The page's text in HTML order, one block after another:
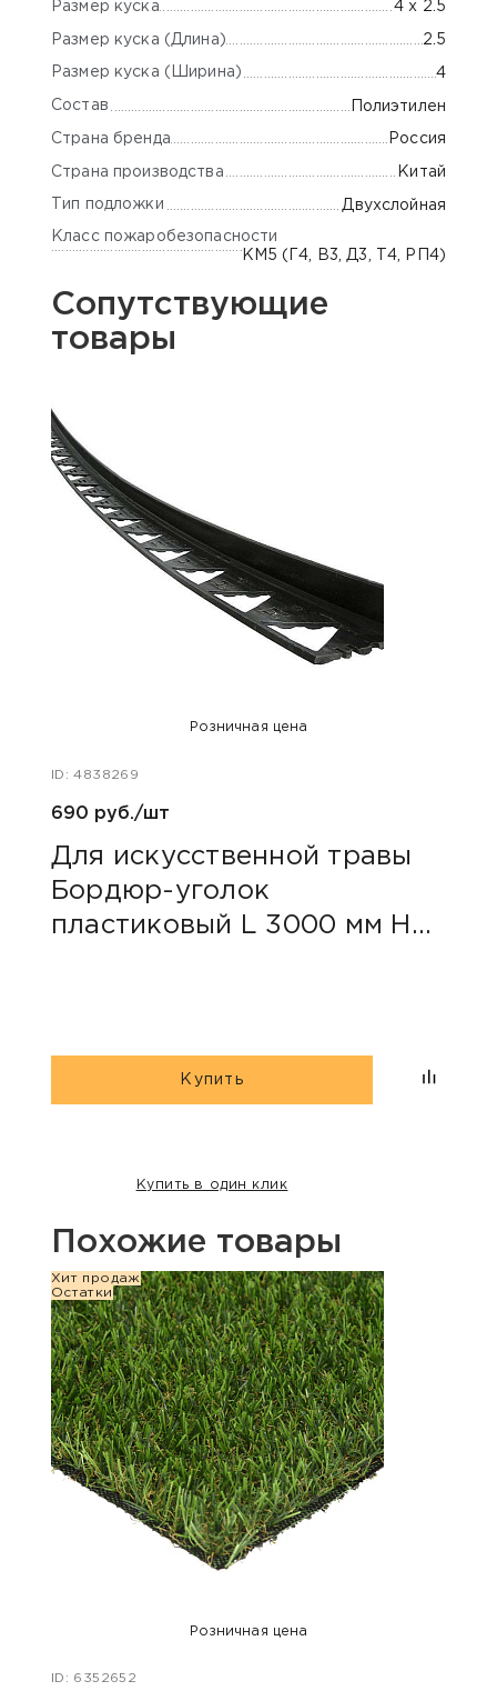
Размер куска 4 x 2.5
Размер куска (Длина) 2.5
Размер куска (Ширина) 4
Состав Полиэтилен
Страна бренда Россия
Страна производства Китай
Тип подложки Двухслойная
Класс пожаробезопасности
КМ5 (Г4, В3, Д3, Т4, РП4)
Сопутствующие
товары
Розничная цена
ID: 4838269
690 руб./шт
Для искусственной травы
Бордюр-уголок
пластиковый L 3000 мм H
Купить
Купить в один клик
Похожие товары
Хит продаж
Остатки
Розничная цена
ID: 6352652